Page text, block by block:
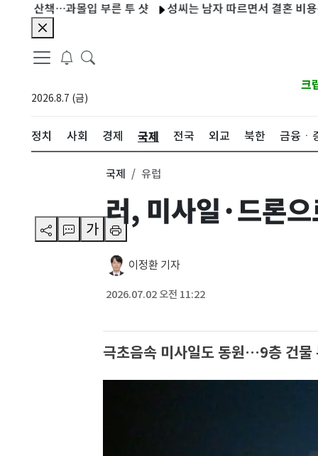
…과몰입 부른 투 샷 성씨는 남자 따르면서 결혼 비용은 '반
2026.8.7 (금)
크
정치 사회 경제 국제 전국 외교 북한 금융ㆍ
가
국제 유럽
러, 미사일·드론
이정환 기자
2026.07.02 오전 11:22
극초음속 미사일도 동원…9층 건물